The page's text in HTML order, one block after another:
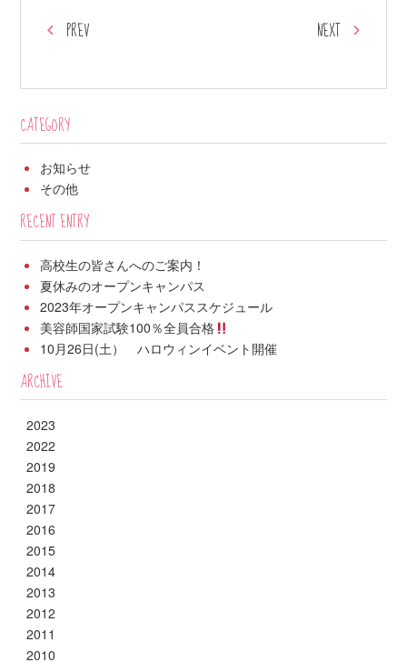
PREV NEXT
CATEGORY
お知らせ
その他
RECENT ENTRY
高校生の皆さんへのご案内！
夏休みのオープンキャンパス
2023年オープンキャンパススケジュール
美容師国家試験100％全員合格
10月26日(土） ハロウィンイベント開催
ARCHIVE
2023
2022
2019
2018
2017
2016
2015
2014
2013
2012
2011
2010